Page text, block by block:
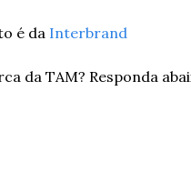
é da Interbrand
da TAM? Responda